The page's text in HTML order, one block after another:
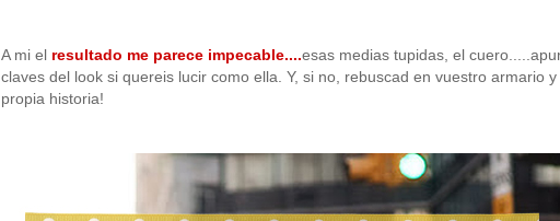
A mi el resultado me parece impecable....esas medias tupidas, el
claves del look si quereis lucir como ella. Y, si no, rebuscad en vuestro armario
propia historia!